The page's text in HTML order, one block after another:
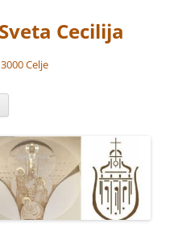
Cecilija
Celje